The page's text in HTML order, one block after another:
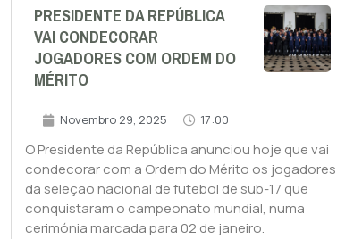
PRESIDENTE DA REPÚBLICA
VAI CONDECORAR
JOGADORES COM ORDEM DO
MÉRITO
Novembro 29, 2025 17:00
O Presidente da República anunciou hoje que vai
condecorar com a Ordem do Mérito os jogadores
da seleção nacional de futebol de sub-17 que
conquistaram o campeonato mundial, numa
cerimónia marcada para 02 de janeiro.